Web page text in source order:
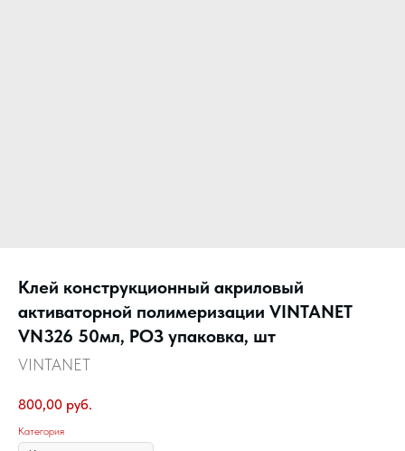
Клей конструкционный акриловый
активаторной полимеризации VINTANET
VN326 50мл, РОЗ упаковка, шт
VINTANET
800,00 руб.
Категория